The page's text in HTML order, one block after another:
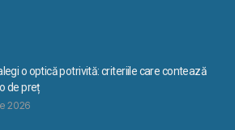
o optică potrivită: criteriile care contează
de preț
2026